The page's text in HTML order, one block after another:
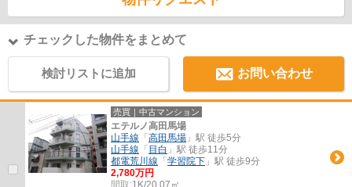
チェックした物件をまとめて
検討リストに追加 お問い合わせ
売買｜中古マンション
エテルノ高田馬場
山手線 「 高田馬場 」駅 徒歩5分
山手線 「 目白 」駅 徒歩11分
都電荒川線 「 学習院下 」駅 徒歩9分
2,780万円
間取:1K/20.07㎡